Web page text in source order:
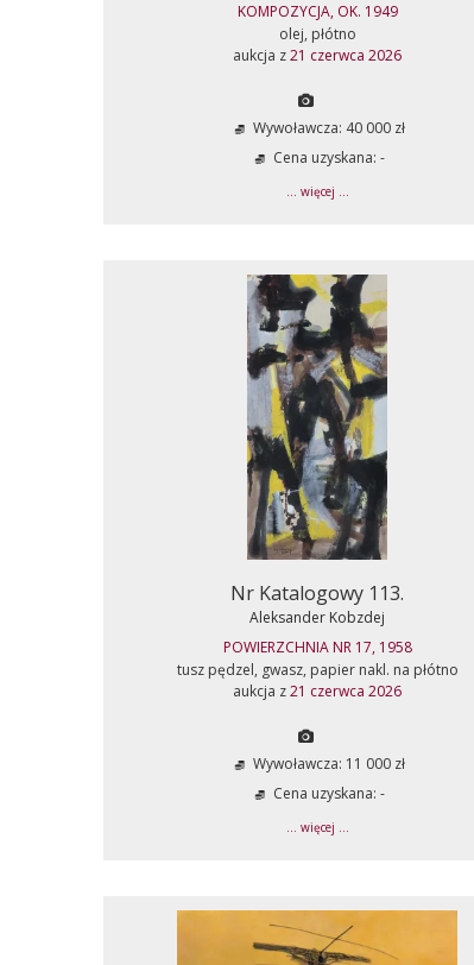
KOMPOZYCJA, OK. 1949
olej, płótno
aukcja z21 czerwca 2026
Wywoławcza: 40 000 zł
Cena uzyskana: -
... więcej ...
Nr Katalogowy 113.
Aleksander Kobzdej
POWIERZCHNIA NR 17, 1958
tusz pędzel, gwasz, papier nakl. na płótno
aukcja z21 czerwca 2026
Wywoławcza: 11 000 zł
Cena uzyskana: -
... więcej ...